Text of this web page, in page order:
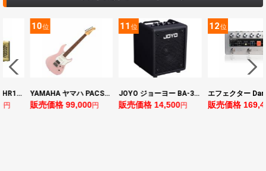
YAMAHA ヤマハ PACS+12 ASP Pacifica Standard Plus パシフィカスタンダードプラス エレキギター
売価格 99,000円
11位
JOYO ジョーヨー BA-30 VIBE CUBE BLK 30W 小型ベースアンプ Bluetooth+OTGオーディオI/F搭載
販売価格 14,500円
12位
エフェクター Darkglass Electronics Anagram ベースエフェクター プリアンプ ダークグラス アナグラム
販売価格 169,400円